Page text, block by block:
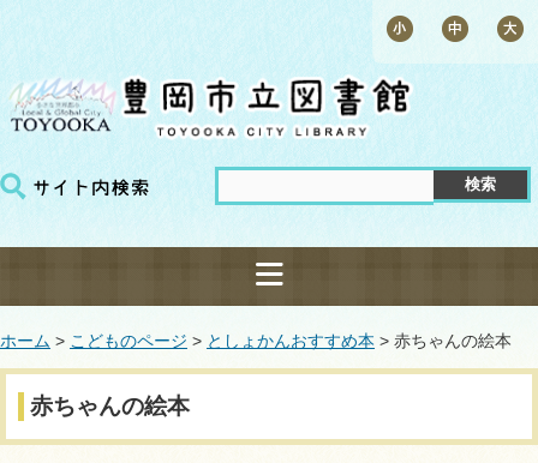
ホーム > こどものページ > としょかんおすすめ本 > 赤ちゃんの絵本
赤ちゃんの絵本